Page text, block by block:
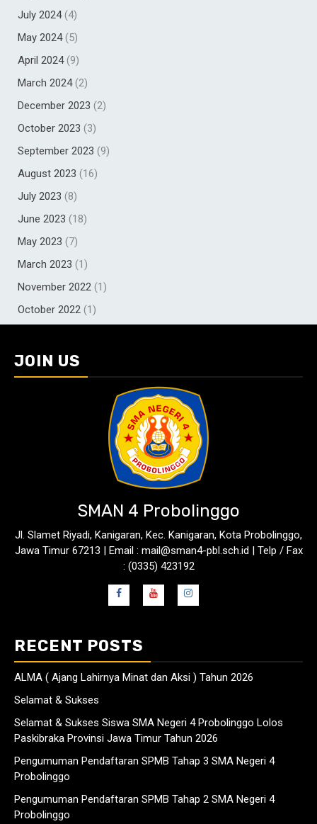
July 2024(4)
May 2024(5)
April 2024(9)
March 2024(2)
December 2023 (2)
October 2023 (3)
September 2023 (9)
August 2023 (16)
July 2023 (8)
June 2023 (18)
May 2023 (7)
March 2023 (1)
November 2022 (1)
October 2022 (1)
JOIN US
SMAN 4 Probolinggo
Jl. Slamet Riyadi, Kanigaran, Kec. Kanigaran, Kota Probolinggo,
Jawa Timur 67213 | Email : mail@sman4-pbl.sch.id | Telp / Fax
: (0335) 423192
RECENT POSTS
ALMA ( Ajang Lahirnya Minat dan Aksi ) Tahun 2026
Selamat & Sukses
Selamat & Sukses Siswa SMA Negeri 4 Probolinggo Lolos
Paskibraka Provinsi Jawa Timur Tahun 2026
Pengumuman Pendaftaran SPMB Tahap 3 SMA Negeri 4
Probolinggo
Pengumuman Pendaftaran SPMB Tahap 2 SMA Negeri 4
Probolinggo